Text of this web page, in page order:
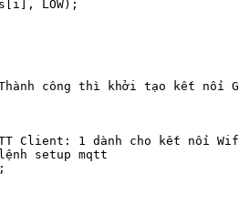
LOW);
công thì khởi tạo kết nối
Client: 1 dành cho kết nối
setup mqtt